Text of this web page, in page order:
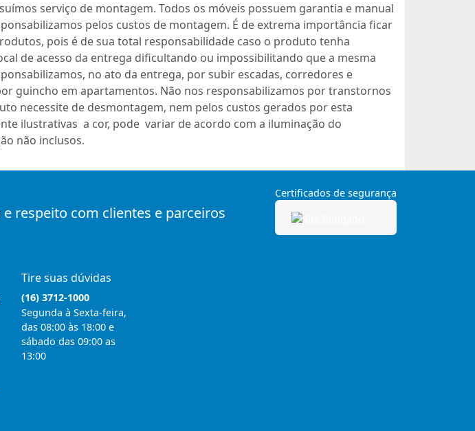
serviço de montagem. Todos os móveis possuem garantia e manual
pelos custos de montagem. É de extrema importância ficar
pois é de sua total responsabilidade caso o produto tenha
de acesso da entrega dificultando ou impossibilitando que a mesma
no ato da entrega, por subir escadas, corredores e
guincho em apartamentos. Não nos responsabilizamos por transtornos
necessite de desmontagem, nem pelos custos gerados por esta
ilustrativas a cor, pode variar de acordo com a iluminação do
não inclusos.
respeito com clientes e parceiros
Certificados de segurança
Tire suas dúvidas
(16) 3712-1000
Segunda à Sexta-feira,
das 08:00 às 18:00 e
sábado das 09:00 as
13:00